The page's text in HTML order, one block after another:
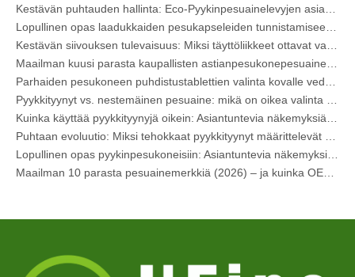
Lopullinen opas laadukkaiden pesukapseleiden tunnistamiseen: Alan asiantuntijan näkökulma
Kestävän siivouksen tulevaisuus: Miksi täyttöliikkeet ottavat vastaan ​​pakkaamattomia pyykinpesuainelevyjä
Maailman kuusi parasta kaupallisten astianpesukonepesuaineiden toimittajaa (2026 OEM & Buyer's Guide)
Parhaiden pesukoneen puhdistustablettien valinta kovalle vedelle
Pyykkityynyt vs. nestemäinen pesuaine: mikä on oikea valinta pyykkillesi?
Kuinka käyttää pyykkityynyjä oikein: Asiantuntevia näkemyksiä johtavalta pyykinpesukonevalmistajalta Kiinassa
Puhtaan evoluutio: Miksi tehokkaat pyykkityynyt määrittelevät kankaanhoidon globaalin tulevaisuuden
Lopullinen opas pyykinpesukoneisiin: Asiantuntevia näkemyksiä turvallisuudesta, tieteestä ja puhdistustehon maksimoinnista
Maailman 10 parasta pesuainemerkkiä (2026) – ja kuinka OEM-/omien merkkien tuotemerkit voivat kilpailla
Nykyaikaisen kankaanhoidon tiede: Ammattimainen opas pyykkityynyihin, huuhteluaineisiin ja väritarraisiin
Lopullinen opas pyykinpesukoneen tehokkaaseen käyttöön: oivalluksia johtavalta OEM-valmistajalta